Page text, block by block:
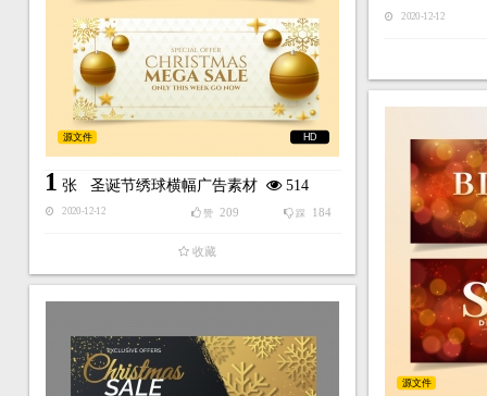
2020-12-12
HD
源文件
1 张 圣诞节绣球横幅广告素材 514
2020-12-12 踩 184
赞 209
收藏
源文件